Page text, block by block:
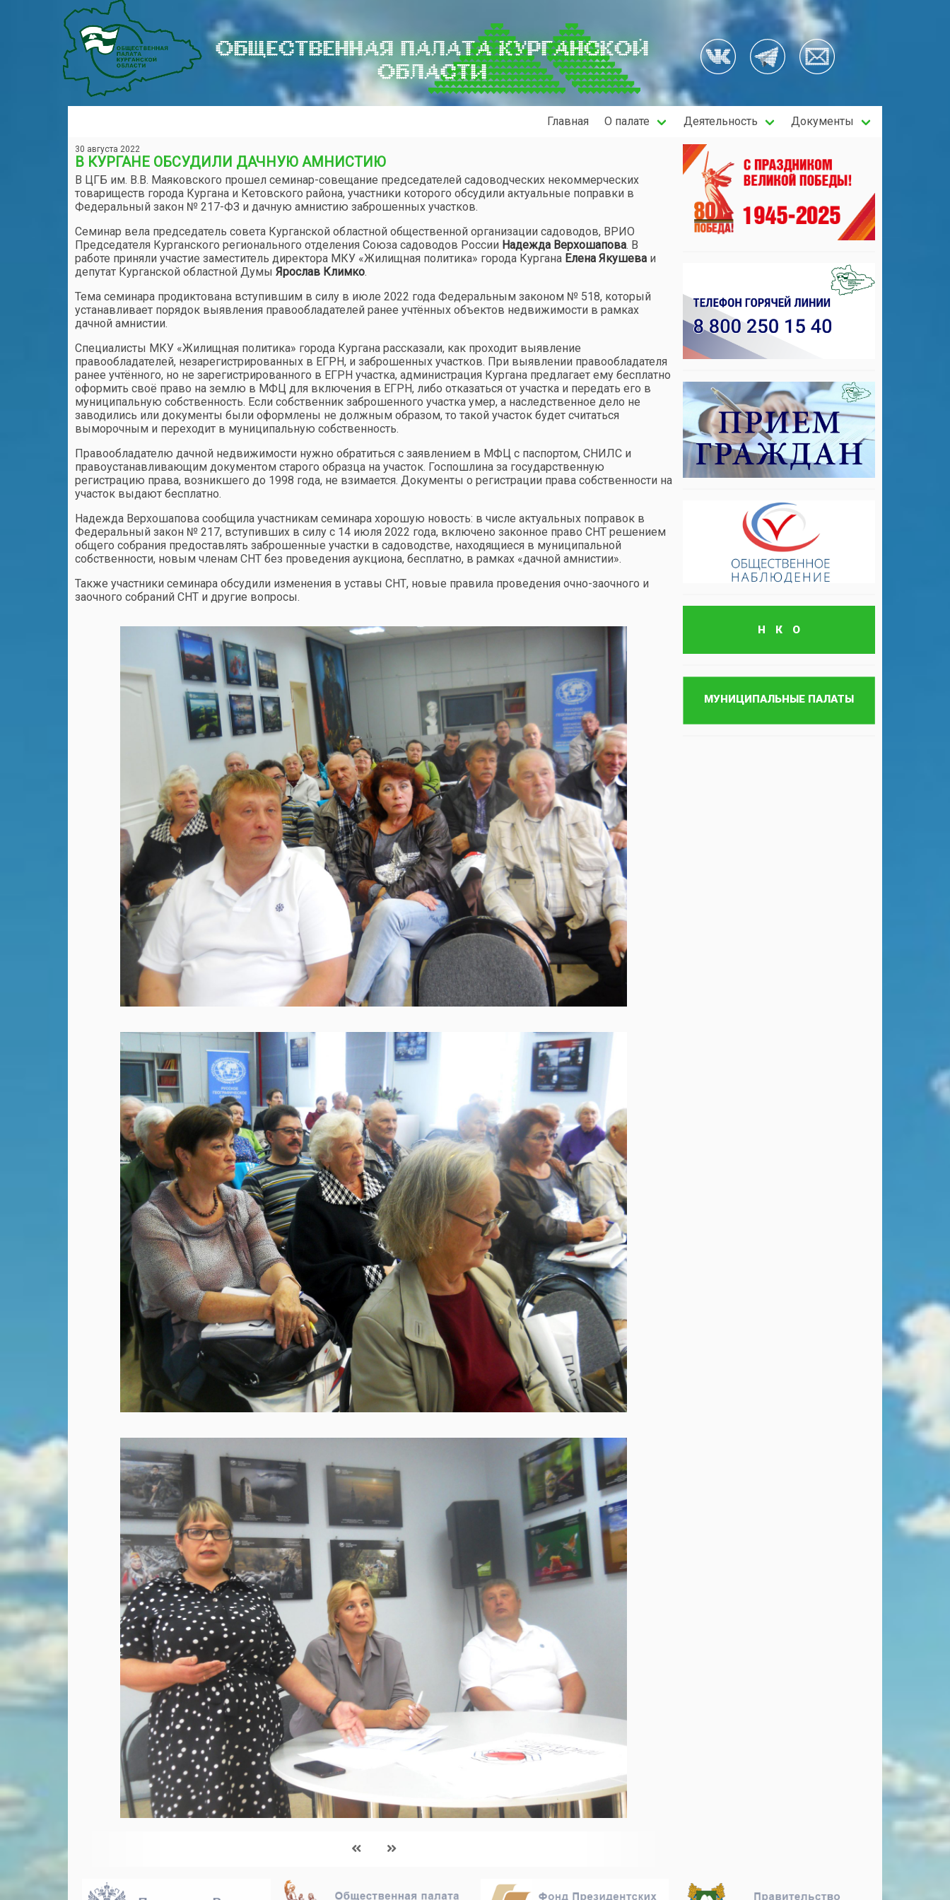
ОБЩЕСТВЕННАЯ ПАЛАТА КУРГАНСКОЙ
ОБЛАСТИ
Главная О палате Деятельность Документы
30 августа 2022
В КУРГАНЕ ОБСУДИЛИ ДАЧНУЮ АМНИСТИЮ
В ЦГБ им. В.В. Маяковского прошел семинар-совещание председателей садоводческих некоммерческих
товариществ города Кургана и Кетовского района, участники которого обсудили актуальные поправки в
Федеральный закон № 217-ФЗ и дачную амнистию заброшенных участков.
Семинар вела председатель совета Курганской областной общественной организации садоводов, ВРИО
Председателя Курганского регионального отделения Союза садоводов России Надежда Верхошапова. В
работе приняли участие заместитель директора МКУ «Жилищная политика» города Кургана Елена Якушева и
депутат Курганской областной Думы Ярослав Климко.
Тема семинара продиктована вступившим в силу в июле 2022 года Федеральным законом № 518, который
устанавливает порядок выявления правообладателей ранее учтённых объектов недвижимости в рамках
дачной амнистии.
Специалисты МКУ «Жилищная политика» города Кургана рассказали, как проходит выявление
правообладателей, незарегистрированных в ЕГРН, и заброшенных участков. При выявлении правообладателя
ранее учтённого, но не зарегистрированного в ЕГРН участка, администрация Кургана предлагает ему бесплатно
оформить своё право на землю в МФЦ для включения в ЕГРН, либо отказаться от участка и передать его в
муниципальную собственность. Если собственник заброшенного участка умер, а наследственное дело не
заводились или документы были оформлены не должным образом, то такой участок будет считаться
выморочным и переходит в муниципальную собственность.
Правообладателю дачной недвижимости нужно обратиться с заявлением в МФЦ с паспортом, СНИЛС и
правоустанавливающим документом старого образца на участок. Госпошлина за государственную
регистрацию права, возникшего до 1998 года, не взимается. Документы о регистрации права собственности на
участок выдают бесплатно.
Надежда Верхошапова сообщила участникам семинара хорошую новость: в числе актуальных поправок в
Федеральный закон № 217, вступивших в силу с 14 июля 2022 года, включено законное право СНТ решением
общего собрания предоставлять заброшенные участки в садоводстве, находящиеся в муниципальной
собственности, новым членам СНТ без проведения аукциона, бесплатно, в рамках «дачной амнистии».
Также участники семинара обсудили изменения в уставы СНТ, новые правила проведения очно-заочного и
заочного собраний СНТ и другие вопросы.